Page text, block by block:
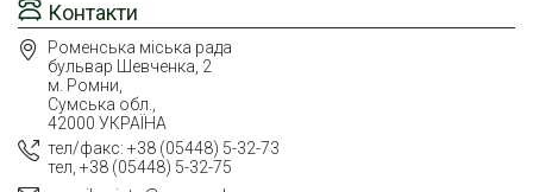
Контакти
Роменська міська рада
бульвар Шевченка, 2
м. Ромни,
Сумська обл.,
42000 УКРАЇНА
тел/факс: +38 (05448) 5-32-73
тел, +38 (05448) 5-32-75